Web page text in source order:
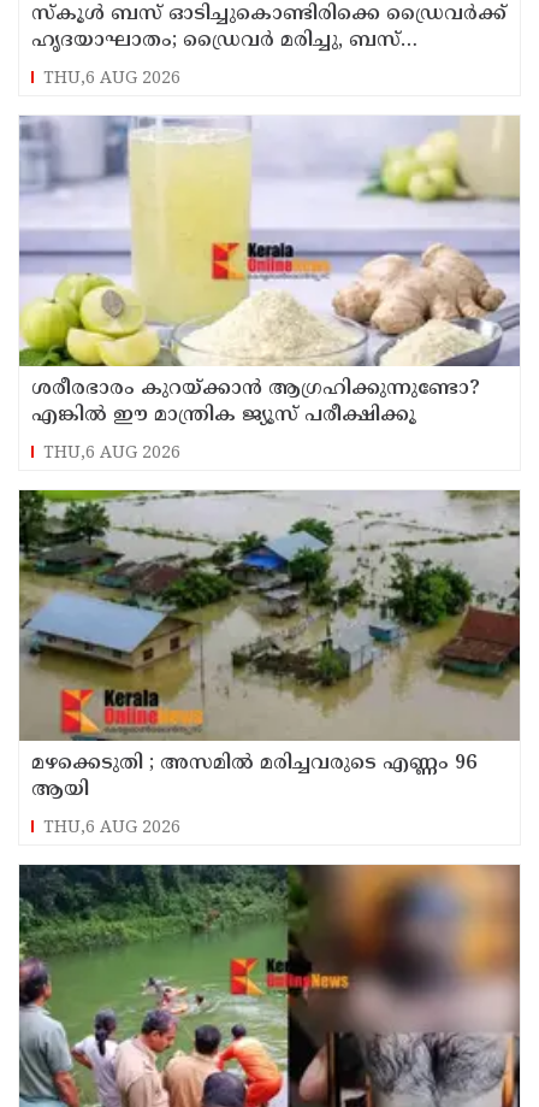
സ്കൂൾ ബസ് ഓടിച്ചുകൊണ്ടിരിക്കെ ഡ്രൈവർക്ക്
ഹൃദയാഘാതം; ഡ്രൈവർ മരിച്ചു, ബസ്
കെട്ടിടത്തിൽ ഇടിച്ചുനിന്നു; രണ്ട് കുട്ടികൾക്ക്
പരിക്ക്
THU,6 AUG 2026
ശരീരഭാരം കുറയ്ക്കാൻ ആഗ്രഹിക്കുന്നുണ്ടോ?
എങ്കിൽ ഈ മാന്ത്രിക ജ്യൂസ് പരീക്ഷിക്കൂ
THU,6 AUG 2026
മഴക്കെടുതി ; അസമില്‍ മരിച്ചവരുടെ എണ്ണം 96
ആയി
THU,6 AUG 2026